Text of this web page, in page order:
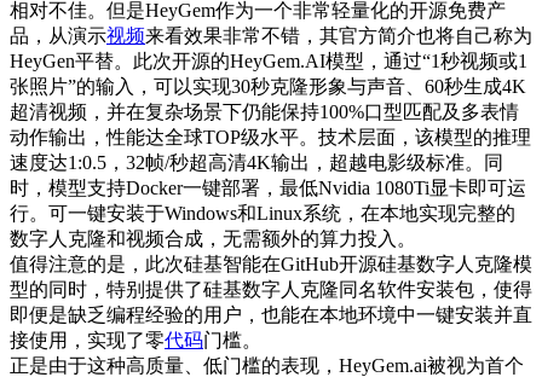
相对不佳。但是HeyGem作为一个非常轻量化的开源免费产
品，从演示视频来看效果非常不错，其官方简介也将自己称为
HeyGen平替。此次开源的HeyGem.AI模型，通过“1秒视频或1
张照片”的输入，可以实现30秒克隆形象与声音、60秒生成4K
超清视频，并在复杂场景下仍能保持100%口型匹配及多表情
动作输出，性能达全球TOP级水平。技术层面，该模型的推理
速度达1:0.5，32帧/秒超高清4K输出，超越电影级标准。同
时，模型支持Docker一键部署，最低Nvidia 1080Ti显卡即可运
行。可一键安装于Windows和Linux系统，在本地实现完整的
数字人克隆和视频合成，无需额外的算力投入。
值得注意的是，此次硅基智能在GitHub开源硅基数字人克隆模
型的同时，特别提供了硅基数字人克隆同名软件安装包，使得
即便是缺乏编程经验的用户，也能在本地环境中一键安装并直
接使用，实现了零代码门槛。
正是由于这种高质量、低门槛的表现，HeyGem.ai被视为首个